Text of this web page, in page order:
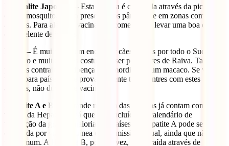
Encefalite Japonesa – Esta doença é contraída através da picadura
de um mosquito, muito presente nos pântanos e em zonas como os
arrozais. Para além da vacina, é recomendável levar uma boa dose
de repelente de insetos.
Raiva –É muito comum encontrar cães vadios por todo o Sudeste
Asiático e muitos deles costumam ser portadores de Raiva. Também
poderás contrair esta doença pela mordida de um macaco. Se vais
viajar para países onde provavelmente te encontres com estes
animais, não duvides e vacina-te.
Hepatite A e B –
A grande maioria das pessoas já contam com a
vacina da Hepatite B, já que está incluída no calendário de
vacinação da grande maioria dos países. A Hepatite A pode ser
contraída por via sanguínea e transmissão sexual, ainda que não seja
tão comum. A Hepatite B, por sua vez, é contraída através de